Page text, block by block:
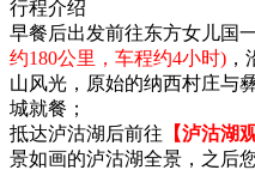
行程介绍
早餐后出发前往东方女儿国
约180公里，车程约4小时)
山风光，原始的纳西村庄与
城就餐；
抵达泸沽湖后前往 【泸沽湖
景如画的泸沽湖全景，之后